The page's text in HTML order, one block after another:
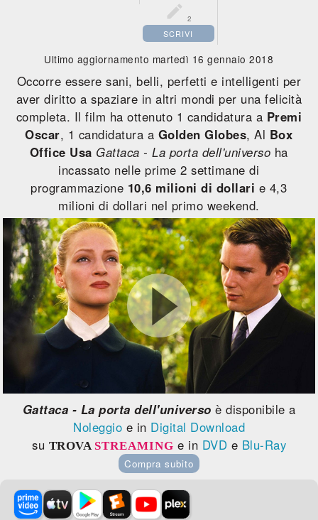
 2
SCRIVI
Ultimo aggiornamento martedì 16 gennaio 2018
Occorre essere sani, belli, perfetti e intelligenti per
aver diritto a spaziare in altri mondi per una felicità
completa. Il film ha ottenuto 1 candidatura a Premi
Oscar, 1 candidatura a Golden Globes, Al Box
Office Usa Gattaca - La porta dell'universo ha
incassato nelle prime 2 settimane di
programmazione 10,6 milioni di dollari e 4,3
milioni di dollari nel primo weekend.
Gattaca - La porta dell'universo è disponibile a
Noleggio e in Digital Download
su TROVA STREAMING e in DVD e Blu-Ray
Compra subito